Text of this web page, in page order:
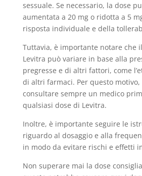
sessuale. Se necessario, la dose
aumentata a 20 mg o ridotta a 5
risposta individuale e della
Tuttavia, è importante notare che
Levitra può variare in base alla
pregresse e di altri fattori, come
di altri farmaci. Per questo
consultare sempre un medico
qualsiasi dose di Levitra.
Inoltre, è importante seguire le
riguardo al dosaggio e alla
in modo da evitare rischi e effetti
Non superare mai la dose